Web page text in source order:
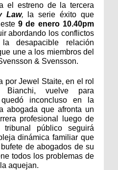
el estreno de la tercera
Law,
la serie éxito que
9 de enero 10.40pm
abordando los conflictos
desapacible relación
une a los miembros del
& Svensson.
por Jewel Staite, en el rol
Bianchi, vuelve para
inconcluso en la
abogada que afronta un
profesional luego de
público seguirá
dinámica familiar que
de abogados de su
todos los problemas de
aquejan.